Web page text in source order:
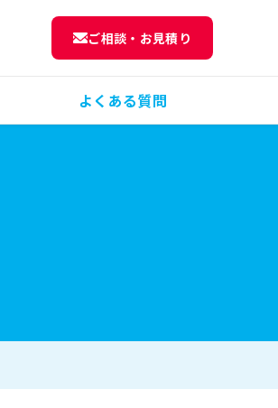
ご相談・お見積り
よくある質問